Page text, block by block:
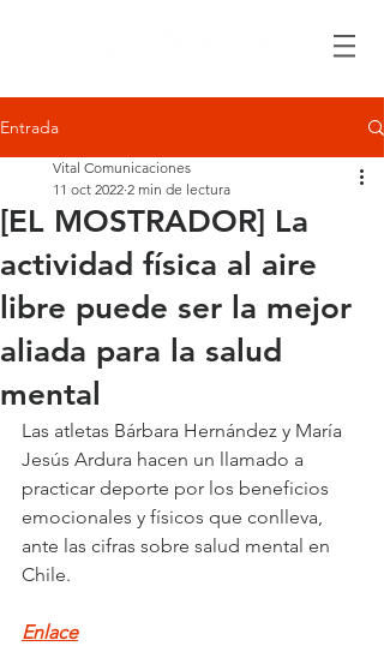
Entrada
[EL MOSTRADOR] La
actividad física al aire
libre puede ser la mejor
aliada para la salud
mental
Vital Comunicaciones
11 oct 2022 2 min de lectura
Las atletas Bárbara Hernández y María
Jesús Ardura hacen un llamado a
practicar deporte por los beneficios
emocionales y físicos que conlleva,
ante las cifras sobre salud mental en
Chile.
Enlace